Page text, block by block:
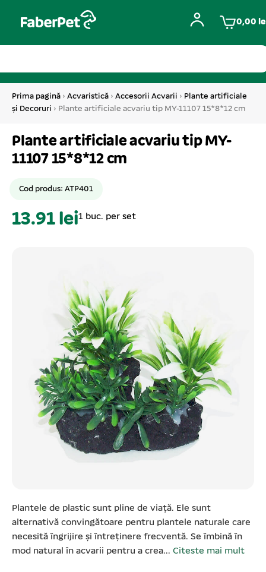
0,00
Prima pagină › Acvaristică › Accesorii Acvarii › Plante artificiale
și Decoruri › Plante artificiale acvariu tip MY-11107 15*8*12 cm
Plante artificiale acvariu tip MY-
11107 15*8*12 cm
Cod produs: ATP401
13.91 lei1 buc. per set
Plantele de plastic sunt pline de viață. Ele sunt
alternativă convingătoare pentru plantele naturale care
necesită îngrijire și întreținere frecventă. Se îmbină în
mod natural în acvarii pentru a crea... Citeste mai mult